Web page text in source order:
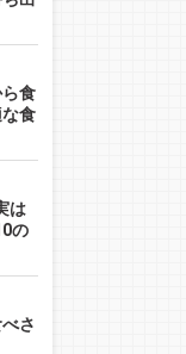
食
食
は
の
さ